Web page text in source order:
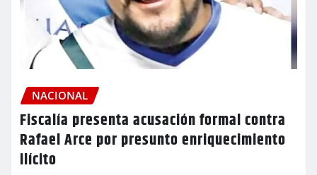
NACIONAL
Fiscalía presenta acusación formal contra
Rafael Arce por presunto enriquecimiento
ilícito